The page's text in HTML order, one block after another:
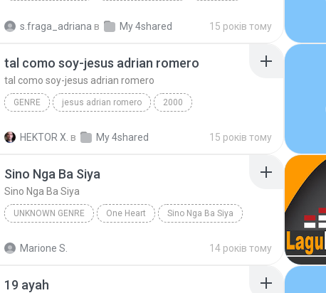
s.fraga_adriana в My 4shared 15 років тому
tal como soy-jesus adrian romero
tal como soy-jesus adrian romero
GENRE jesus adrian romero 2000
HEKTOR X. в My 4shared 15 років тому
Sino Nga Ba Siya
Sino Nga Ba Siya
UNKNOWN GENRE One Heart Sino Nga Ba Siya
Marione S. 14 років тому
19 ayah